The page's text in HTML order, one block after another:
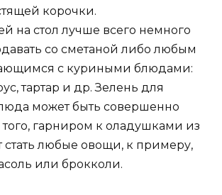
корочки.
на стол лучше всего немного
со сметаной либо любым
с куриными блюдами:
тартар и др. Зелень для
может быть совершенно
гарниром к оладушками из
стать любые овощи, к примеру,
или брокколи.